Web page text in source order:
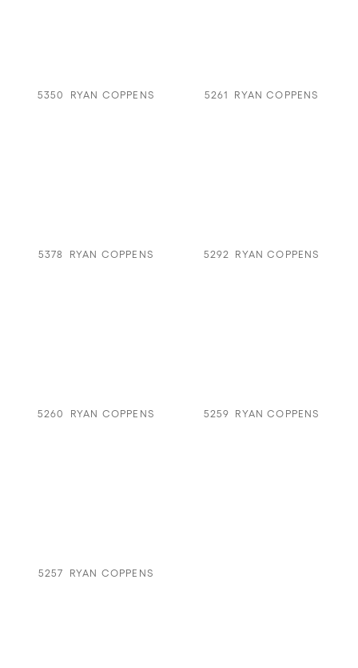
5350 RYAN COPPENS 5261 RYAN COPPENS
5378 RYAN COPPENS 5292 RYAN COPPENS
5260 RYAN COPPENS 5259 RYAN COPPENS
5257 RYAN COPPENS